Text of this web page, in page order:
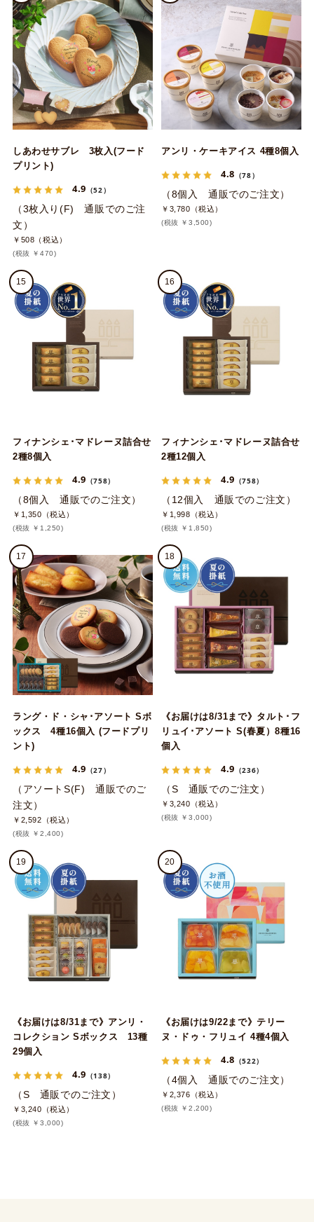
しあわせサブレ 3枚入(フード
プリント)
4.9 （52）
（3枚入り(F) 通販でのご注
文）
￥508（税込）
(税抜 ￥470)
アンリ・ケーキアイス 4種8個入
4.8 （78）
（8個入 通販でのご注文）
￥3,780（税込）
(税抜 ￥3,500)
15
フィナンシェ･マドレーヌ詰合せ
2種8個入
4.9 （758）
（8個入 通販でのご注文）
￥1,350（税込）
(税抜 ￥1,250)
16
フィナンシェ･マドレーヌ詰合せ
2種12個入
4.9 （758）
（12個入 通販でのご注文）
￥1,998（税込）
(税抜 ￥1,850)
17
ラング・ド・シャ･アソート Sボ
ックス 4種16個入 (フードプリ
ント)
4.9 （27）
（アソートS(F) 通販でのご
注文）
￥2,592（税込）
(税抜 ￥2,400)
18
《お届けは8/31まで》タルト･フ
リュイ･アソート S(春夏）8種16
個入
4.9 （236）
（S 通販でのご注文）
￥3,240（税込）
(税抜 ￥3,000)
19
《お届けは8/31まで》アンリ・
コレクション Sボックス 13種
29個入
4.9 （138）
（S 通販でのご注文）
￥3,240（税込）
(税抜 ￥3,000)
20
《お届けは9/22まで》テリー
ヌ・ドゥ・フリュイ 4種4個入
4.8 （522）
（4個入 通販でのご注文）
￥2,376（税込）
(税抜 ￥2,200)